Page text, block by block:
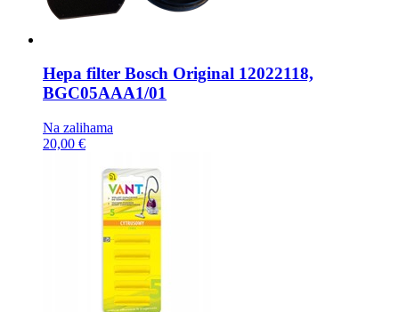
Hepa filter Bosch Original 12022118,
BGC05AAA1/01
Na zalihama
20,00 €